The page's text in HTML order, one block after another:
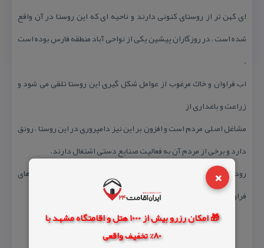
×
🎁 امکان رزرو بیش از 1000 هتل و اقامتگاه مشهد با
80% تخفیف واقعی
ای كهن تر از روستای كنونی دارند و ناحیه ای كه این روستا در آن واقع
شده است ، در روزگاران پیشین یكی از نواحی آباد منطقه فارس بوده است
.
اب فراوان و خاك مرغوب از عوامل شكل گیری این روستا تلقی می شود و
زراعت و باغداری از
مشاغل اصلی مردم است و افزون بر این نیز دامپروری در این روستا ، رونق
دارد و برخی از مردم آن به فعالیت صنایع دستی اشتغال دارند.
رودخانه قصر یعقوب تنها رودخانه این روستاست كه در كنار چشمه سارهای
فراوان ، آب مورد نیاز باغ های این روستا را تامین می كند.